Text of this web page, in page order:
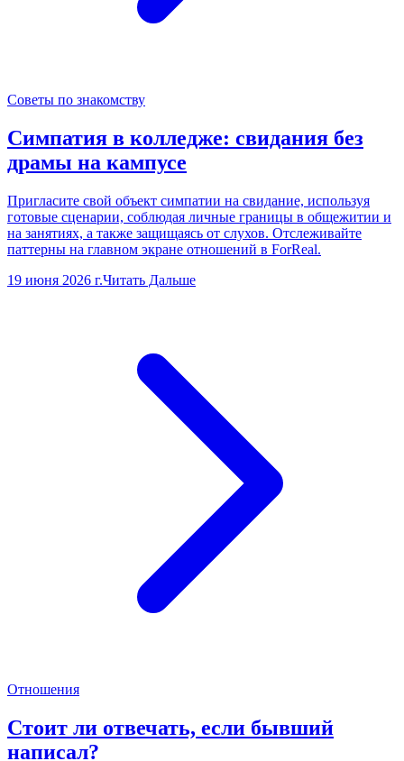
Советы по знакомству
Симпатия в колледже: свидания без
драмы на кампусе
Пригласите свой объект симпатии на свидание, используя
готовые сценарии, соблюдая личные границы в общежитии и
на занятиях, а также защищаясь от слухов. Отслеживайте
паттерны на главном экране отношений в ForReal.
19 июня 2026 г.Читать Дальше
Отношения
Стоит ли отвечать, если бывший
написал?